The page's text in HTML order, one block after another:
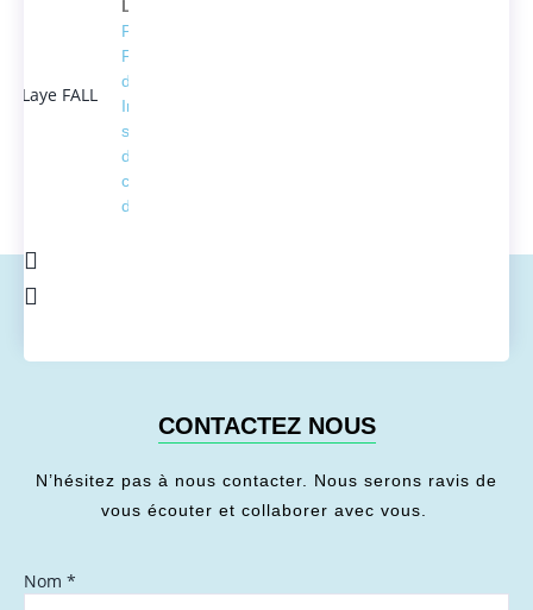
Laye FALL
Président
Fondateur
d'ACTEDUS,
Ingénieur
spécialisé
dans la
conversion
de l'énergie
CONTACTEZ NOUS
N’hésitez pas à nous contacter. Nous serons ravis de
vous écouter et collaborer avec vous.
Nom *